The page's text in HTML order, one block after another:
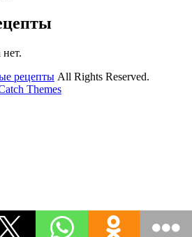
рецепты All Rights Reserved.
Themes